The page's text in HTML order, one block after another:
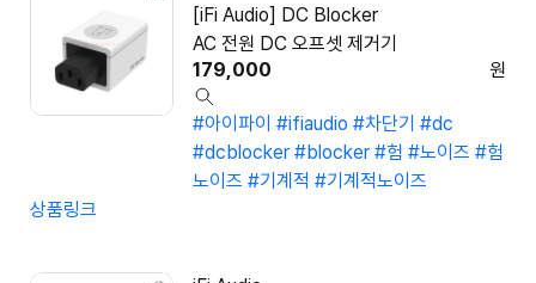
[iFi Audio] DC Blocker
AC 전원 DC 오프셋 제거기
179,000
원
#아이파이 #ifiaudio #차단기 #dc
#dcblocker #blocker #험 #노이즈 #험
노이즈 #기계적 #기계적노이즈
상품링크